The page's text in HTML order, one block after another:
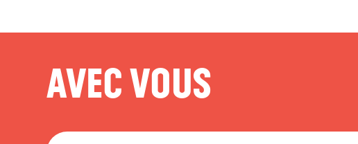
AVEC VOUS